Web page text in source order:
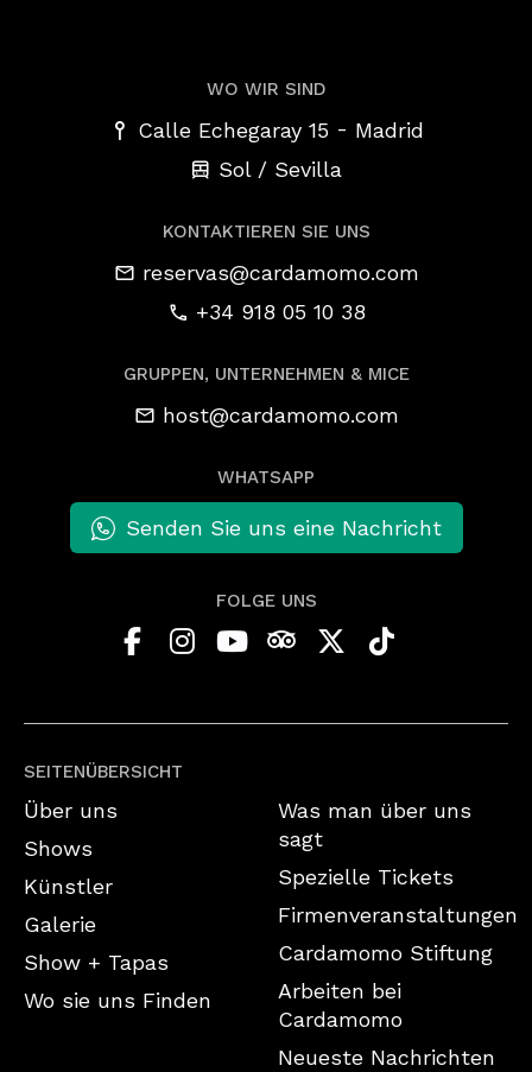
SEITENÜBERSICHT
Über uns
Shows
Künstler
Galerie
Show + Tapas
Wo sie uns Finden
Was man über uns
sagt
Spezielle Tickets
Firmenveranstaltungen
Cardamomo Stiftung
Arbeiten bei
Cardamomo
Neueste Nachrichten
WO WIR SIND
Calle Echegaray 15 - Madrid
Sol / Sevilla
KONTAKTIEREN SIE UNS
reservas@cardamomo.com
+34 918 05 10 38
GRUPPEN, UNTERNEHMEN & MICE
host@cardamomo.com
WHATSAPP
Senden Sie uns eine Nachricht
FOLGE UNS